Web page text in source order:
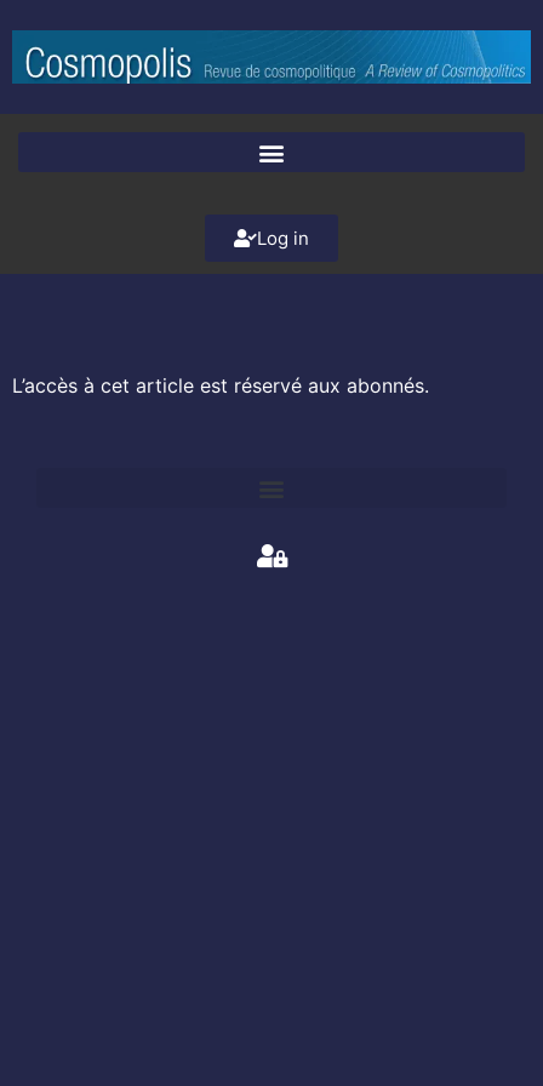
Log in
L’accès à cet article est réservé aux abonnés.